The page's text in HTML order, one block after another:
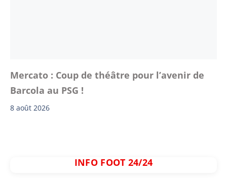
Mercato : Coup de théâtre pour l’avenir de
Barcola au PSG !
8 août 2026
INFO FOOT 24/24